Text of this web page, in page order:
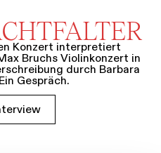
Konzert interpretiert
Bruchs Violinkonzert in
durch Barbara
Gespräch.